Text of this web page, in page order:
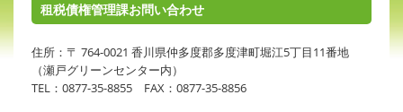
租税債権管理課お問い合わせ
住所：〒 764-0021 香川県仲多度郡多度津町堀江5丁目11番地
（瀬戸グリーンセンター内）
TEL：0877-35-8855 FAX：0877-35-8856